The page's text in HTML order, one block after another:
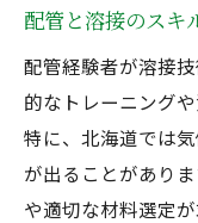
配管と溶接のスキ
配管経験者が溶接
的なトレーニング
特に、北海道では
が出ることがあり
や適切な材料選定